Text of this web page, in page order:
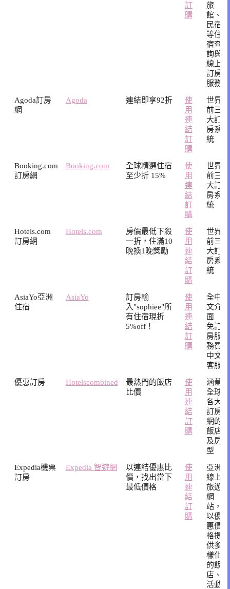
訂
購
旅
館、
民宿
等住
宿查
詢與
線上
訂房
服務
Agoda訂房
網
Agoda 連結即享92折
使
用
連
結
訂
購
世界
前三
大訂
房系
統
Booking.com
訂房網
Booking.com
全球精選住宿
至少折 15%
使
用
連
結
訂
購
世界
前三
大訂
房系
統
Hotels.com
訂房網
Hotels.com
房價最低下殺
一折，住滿10
晚換1晚獎勵
使
用
連
結
訂
購
世界
前三
大訂
房系
統
AsiaYo亞洲
住宿
AsiaYo
訂房輸
入"sophiee"所
有住宿現折
5%off！
使
用
連
結
訂
購
全中
文介
面
免訂
房服
務費
中文
客服
優惠訂房 Hotelscombined
最熱門的飯店
比價
使
用
連
結
訂
購
涵蓋
全球
各大
訂房
網的
飯店
及房
型
Expedia機票
訂房
Expedia 智遊網
以連結優惠比
價，找出當下
最低價格
使
用
連
結
訂
購
亞洲
線上
旅遊
網
站，
以優
惠價
格提
供多
樣化
的飯
店、
活動